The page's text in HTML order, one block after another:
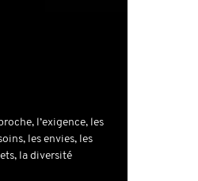
l’exigence, les
les envies, les
la diversité